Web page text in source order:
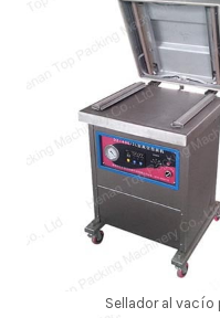
Sellador al vacío